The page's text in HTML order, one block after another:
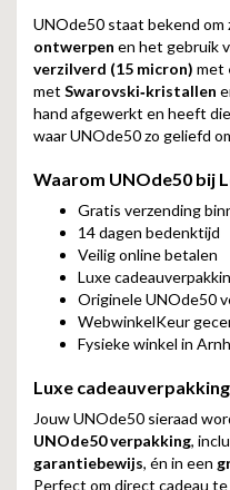
UNOde50 staat bekend om
ontwerpen en het gebruik
verzilverd (15 micron) met
met Swarovski‑kristallen
hand afgewerkt en heeft
waar UNOde50 zo geliefd
Waarom UNOde50 bij
Gratis verzending
14 dagen bedenktijd
Veilig online betalen
Luxe
Originele UNOde50
WebwinkelKeur
Fysieke winkel in
Luxe
Jouw UNOde50 sieraad
UNOde50 verpakking,
garantiebewijs, én in een
Perfect om direct cadeau